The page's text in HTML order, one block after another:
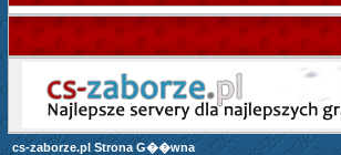
cs-zaborze.pl Strona G��wna